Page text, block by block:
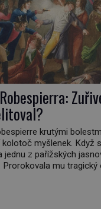
krutými
myšlenek. Když
z pařížských
mu tragický